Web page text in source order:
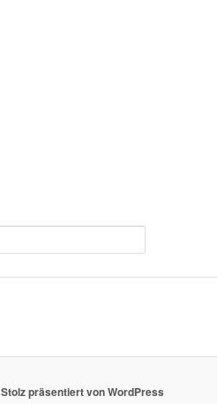
Stolz präsentiert von WordPress